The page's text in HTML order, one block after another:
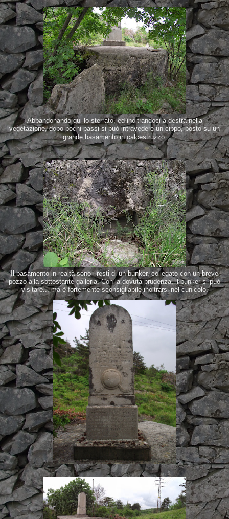
Abbandonando qui lo sterrato, ed inoltrandoci a destra nella
vegetazione, dopo pochi passi si può intravedere un cippo, posto su un
grande basamento in calcestruzzo.
Il basamento in realtà sono i resti di un bunker, collegato con un breve
pozzo alla sottostante galleria. Con la dovuta prudenza, il bunker si può
visitare... ma è fortemente sconsigliabile inoltrarsi nel cunicolo.